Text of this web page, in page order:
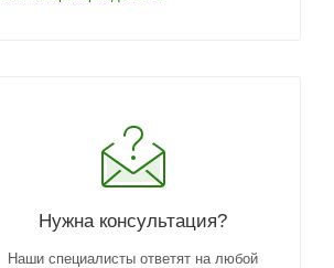
Нужна консультация?
Наши специалисты ответят на любой